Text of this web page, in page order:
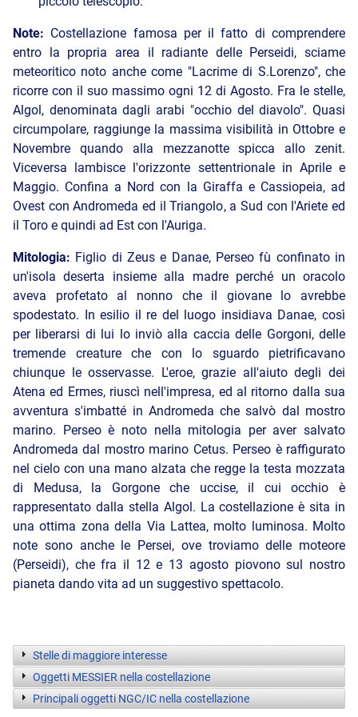
Note: Costellazione famosa per il fatto di comprendere
entro la propria area il radiante delle Perseidi, sciame
meteoritico noto anche come "Lacrime di S.Lorenzo", che
ricorre con il suo massimo ogni 12 di Agosto. Fra le stelle,
Algol, denominata dagli arabi "occhio del diavolo". Quasi
circumpolare, raggiunge la massima visibilità in Ottobre e
Novembre quando alla mezzanotte spicca allo zenit.
Viceversa lambisce l'orizzonte settentrionale in Aprile e
Maggio. Confina a Nord con la Giraffa e Cassiopeia, ad
Ovest con Andromeda ed il Triangolo, a Sud con l'Ariete ed
il Toro e quindi ad Est con l'Auriga.
Mitologia: Figlio di Zeus e Danae, Perseo fù confinato in
un'isola deserta insieme alla madre perché un oracolo
aveva profetato al nonno che il giovane lo avrebbe
spodestato. In esilio il re del luogo insidiava Danae, così
per liberarsi di lui lo inviò alla caccia delle Gorgoni, delle
tremende creature che con lo sguardo pietrificavano
chiunque le osservasse. L'eroe, grazie all'aiuto degli dei
Atena ed Ermes, riuscì nell'impresa, ed al ritorno dalla sua
avventura s'imbatté in Andromeda che salvò dal mostro
marino. Perseo è noto nella mitologia per aver salvato
Andromeda dal mostro marino Cetus. Perseo è raffigurato
nel cielo con una mano alzata che regge la testa mozzata
di Medusa, la Gorgone che uccise, il cui occhio è
rappresentato dalla stella Algol. La costellazione è sita in
una ottima zona della Via Lattea, molto luminosa. Molto
note sono anche le Persei, ove troviamo delle moteore
(Perseidi), che fra il 12 e 13 agosto piovono sul nostro
pianeta dando vita ad un suggestivo spettacolo.
Stelle di maggiore interesse
Oggetti MESSIER nella costellazione
Principali oggetti NGC/IC nella costellazione